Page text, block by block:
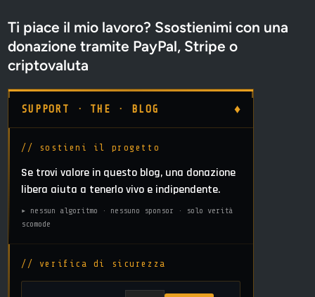
Ti piace il mio lavoro? Ssostienimi con una
donazione tramite PayPal, Stripe o
criptovaluta
SUPPORT · THE · BLOG ♦
// sostieni il progetto
Se trovi valore in questo blog, una donazione
libera aiuta a tenerlo vivo e indipendente.
▸ nessun algoritmo · nessuno sponsor · solo verità
scomode
// verifica di sicurezza